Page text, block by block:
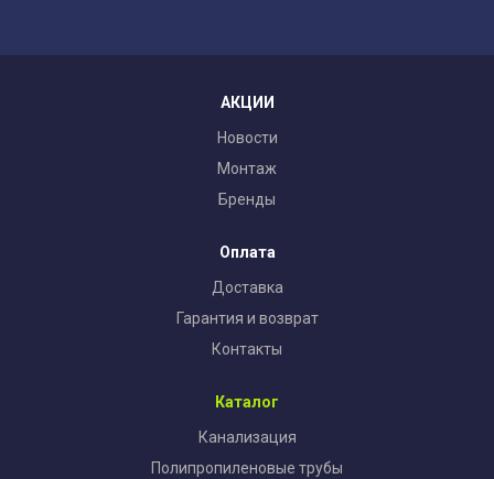
АКЦИИ
Новости
Монтаж
Бренды
Оплата
Доставка
Гарантия и возврат
Контакты
Каталог
Канализация
Полипропиленовые трубы